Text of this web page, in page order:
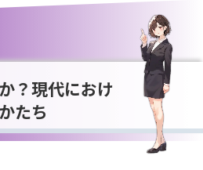
？現代におけ
たち